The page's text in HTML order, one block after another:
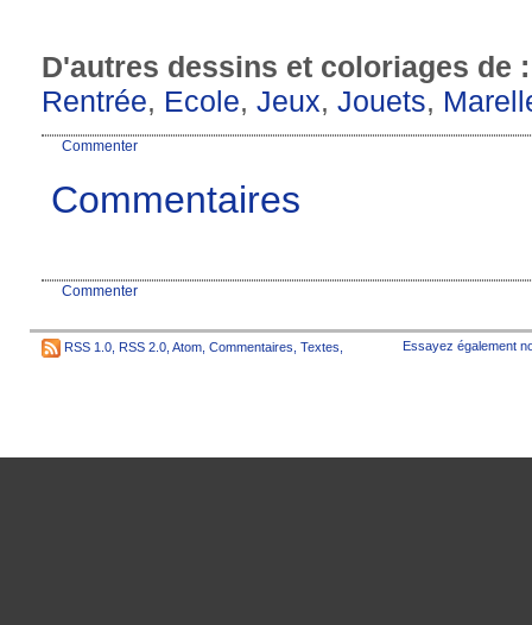
D'autres dessins et coloriages de
Rentrée, Ecole, Jeux, Jouets,
Commenter
Commentaires
Commenter
RSS 1.0 RSS 2.0 Atom Commentaires Textes Essayez également